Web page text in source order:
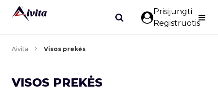
Prisijungti
Registruotis
Aivita Visos prekės
VISOS PREKĖS